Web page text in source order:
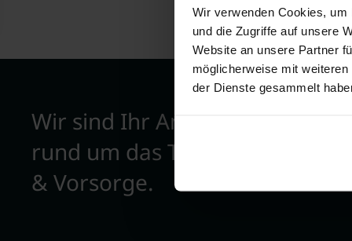
Wir verwenden Cookies,
und die Zugriffe auf unsere
Website an unsere Partner
möglicherweise mit
der Dienste gesammelt
Wir sind Ihr Ansprechpartner
rund um das Thema Bestattung
& Vorsorge.